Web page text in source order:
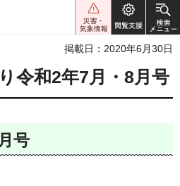
掲載日：2020年6月30日
令和2年7月・8月号
号